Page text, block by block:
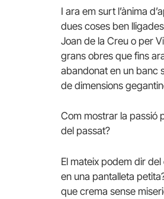
I ara em surt l’ànima
dues coses ben
Joan de la Creu o per
grans obres que fins
abandonat en un banc
de dimensions
Com mostrar la passió
del passat?
El mateix podem dir
en una pantalleta
que crema sense